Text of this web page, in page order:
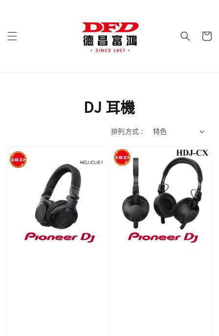
DJ 耳機
排列方式 :